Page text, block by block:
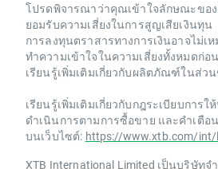
โปรดพิจารณาว่าคุณเข้าใจลักษณะขอ
ยอมรับความเสี่ยงในการสูญเสียเงินทุน
การลงทุนตราสารทางการเงินอาจไม่เ
ทำความเข้าใจในความเสี่ยงทั้งหมดก่
เรียนรู้เพิ่มเติมเกี่ยวกับผลิตภัณฑ์ในส่ว
เรียนรู้เพิ่มเติมเกี่ยวกับกฎระเบียบการใ
ดำเนินการตามการซื้อขาย และคำเตือ
บนเว็บไซต์: https://www.xtb.com/
XTB International Limited เป็นบริษัท